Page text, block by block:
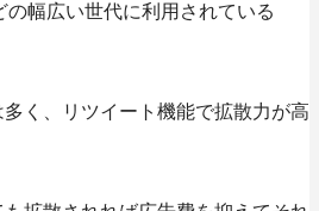
幅広い世代に利用されている
く、リツイート機能で拡散力が高